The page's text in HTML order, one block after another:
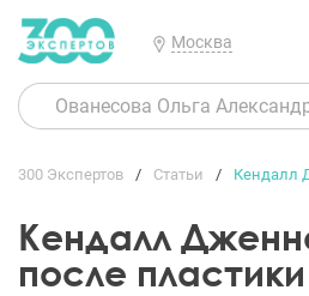
Москва
300 Экспертов Статьи Кендалл
Кендалл
после пластики